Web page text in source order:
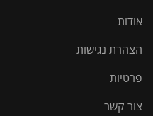
אודות
הצהרת נגישות
פרטיות
צור קשר